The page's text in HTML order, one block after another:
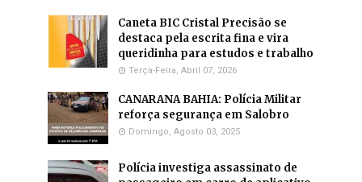
Caneta BIC Cristal Precisão se
destaca pela escrita fina e vira
queridinha para estudos e trabalho
Terça-Feira, Abril 07, 2026
CANARANA BAHIA: Polícia Militar
reforça segurança em Salobro
Domingo, Agosto 03, 2025
Polícia investiga assassinato de